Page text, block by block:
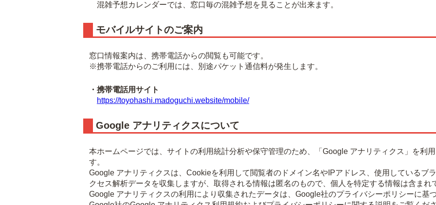
混雑予想カレンダーでは、窓口毎の混雑予想を見ることが出来ます。
モバイルサイトのご案内
窓口情報案内は、携帯電話からの閲覧も可能です。
※携帯電話からのご利用には、別途パケット通信料が発生します。
・携帯電話用サイト
https://toyohashi.madoguchi.website/mobile/
Google アナリティクスについて
本ホームページでは、サイトの利用統計分析や保守管理のため、「Google アナリティクス」を利
す。
Google アナリティクスは、Cookieを利用して閲覧者のドメイン名やIPアドレス、使用しているブ
クセス解析データを収集しますが、取得される情報は匿名のもので、個人を特定する情報は含まれ
Google アナリティクスの利用により収集されたデータは、Google社のプライバシーポリシーに基